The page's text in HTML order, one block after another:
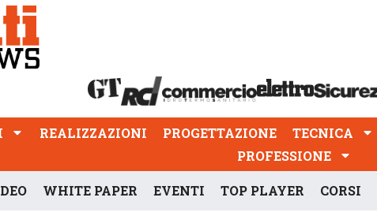
REALIZZAZIONI
REALIZZAZIONI PROGETTAZIONE TECNICA
PROFESSIONE
WHITE PAPER EVENTI TOP PLAYER CORSI